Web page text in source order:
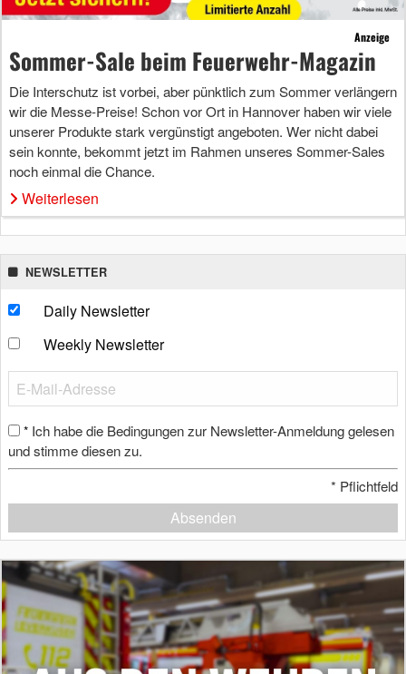
Anzeige
Sommer-Sale beim Feuerwehr-Magazin
Die Interschutz ist vorbei, aber pünktlich zum Sommer verlängern
wir die Messe-Preise! Schon vor Ort in Hannover haben wir viele
unserer Produkte stark vergünstigt angeboten. Wer nicht dabei
sein konnte, bekommt jetzt im Rahmen unseres Sommer-Sales
noch einmal die Chance.
Weiterlesen
NEWSLETTER
Daily Newsletter
Weekly Newsletter
* Ich habe die Bedingungen zur Newsletter-Anmeldung gelesen
und stimme diesen zu.
* Pflichtfeld
Absenden